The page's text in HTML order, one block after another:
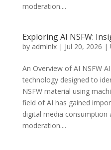
moderation....
Exploring AI NSFW:
by admlnlx| Jul 20, 2026 |
An Overview of AI NSFW
technology designed to
NSFW material using
field of AI has gained
digital media
moderation....